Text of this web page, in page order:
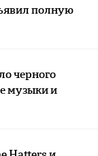
полную
черного
музыки и